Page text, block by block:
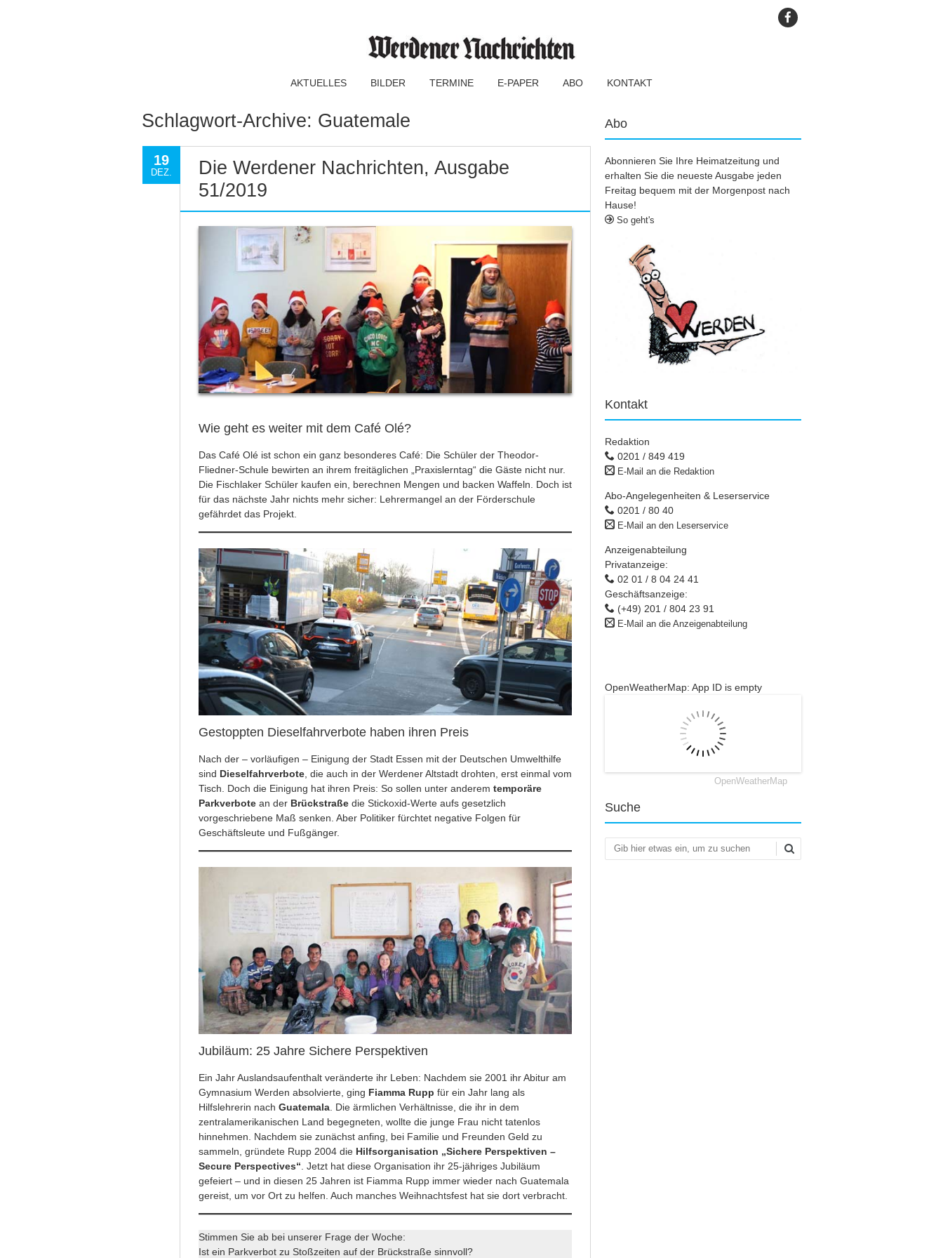
AKTUELLES BILDER TERMINE E-PAPER ABO KONTAKT
Schlagwort-Archive: Guatemale
19
DEZ.
Die Werdener Nachrichten, Ausgabe
51/2019
Wie geht es weiter mit dem Café Olé?
Das Café Olé ist schon ein ganz besonderes Café: Die Schüler der Theodor-
Fliedner-Schule bewirten an ihrem freitäglichen „Praxislerntag“ die Gäste nicht nur.
Die Fischlaker Schüler kaufen ein, berechnen Mengen und backen Waffeln. Doch ist
für das nächste Jahr nichts mehr sicher: Lehrermangel an der Förderschule
gefährdet das Projekt.
Gestoppten Dieselfahrverbote haben ihren Preis
Nach der – vorläufigen – Einigung der Stadt Essen mit der Deutschen Umwelthilfe
sind Dieselfahrverbote, die auch in der Werdener Altstadt drohten, erst einmal vom
Tisch. Doch die Einigung hat ihren Preis: So sollen unter anderem temporäre
Parkverbotean der Brückstraße die Stickoxid-Werte aufs gesetzlich
vorgeschriebene Maß senken. Aber Politiker fürchtet negative Folgen für
Geschäftsleute und Fußgänger.
Jubiläum: 25 Jahre Sichere Perspektiven
Ein Jahr Auslandsaufenthalt veränderte ihr Leben: Nachdem sie 2001 ihr Abitur am
Gymnasium Werden absolvierte, ging Fiamma Rupp für ein Jahr lang als
Hilfslehrerin nach Guatemala. Die ärmlichen Verhältnisse, die ihr in dem
zentralamerikanischen Land begegneten, wollte die junge Frau nicht tatenlos
hinnehmen. Nachdem sie zunächst anfing, bei Familie und Freunden Geld zu
sammeln, gründete Rupp 2004 die Hilfsorganisation „Sichere Perspektiven –
Secure Perspectives“. Jetzt hat diese Organisation ihr 25-jähriges Jubiläum
gefeiert – und in diesen 25 Jahren ist Fiamma Rupp immer wieder nach Guatemala
gereist, um vor Ort zu helfen. Auch manches Weihnachtsfest hat sie dort verbracht.
Stimmen Sie ab bei unserer Frage der Woche:
Ist ein Parkverbot zu Stoßzeiten auf der Brückstraße sinnvoll?
Abo
Abonnieren Sie Ihre Heimatzeitung und
erhalten Sie die neueste Ausgabe jeden
Freitag bequem mit der Morgenpost nach
Hause!
So geht's
Kontakt
Redaktion
0201 / 849 419
E-Mail an die Redaktion
Abo-Angelegenheiten & Leserservice
0201 / 80 40
E-Mail an den Leserservice
Anzeigenabteilung
Privatanzeige:
02 01 / 8 04 24 41
Geschäftsanzeige:
(+49) 201 / 804 23 91
E-Mail an die Anzeigenabteilung
OpenWeatherMap: App ID is empty
OpenWeatherMap
Suche
Suchen